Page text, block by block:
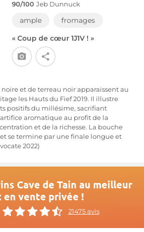
90/100 Jeb Dunnuck
ample
fromages
« Coup de cœur 1J1V ! »
noire et de terreau noir apparaissent au
les Hauts du Fief 2019. Il illustre
positifs du millésime, sacrifiant
aromatique au profit de la
et de la richesse. La bouche
se termine par une finale longue et
2022)
Cave de Tain au meilleur
en vente privée !
21475 avis